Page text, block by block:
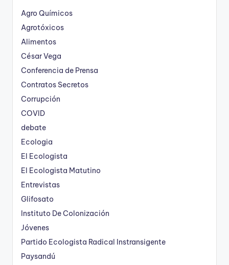
Agro Químicos
Agrotóxicos
Alimentos
César Vega
Conferencia de Prensa
Contratos Secretos
Corrupción
COVID
debate
Ecologia
El Ecologista
El Ecologista Matutino
Entrevistas
Glifosato
Instituto De Colonización
Jóvenes
Partido Ecologista Radical Instransigente
Paysandú